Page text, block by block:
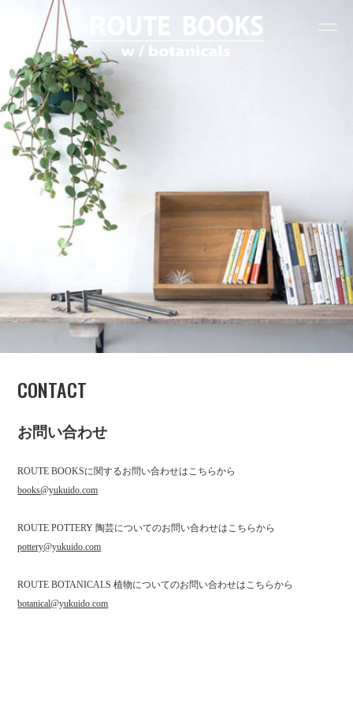
CONTACT
お問い合わせ
ROUTE BOOKSに関するお問い合わせはこちらから
books@yukuido.com
ROUTE POTTERY 陶芸についてのお問い合わせはこちらから
pottery@yukuido.com
ROUTE BOTANICALS 植物についてのお問い合わせはこちらから
botanical@yukuido.com